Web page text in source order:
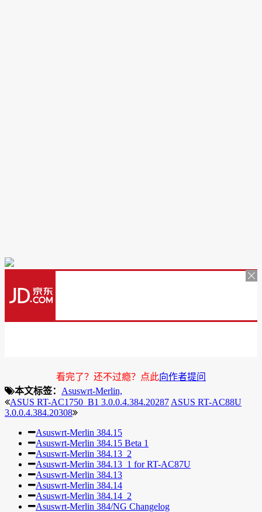
看完了？还不过瘾？点此向作者提问
本文标签： Asuswrt-Merlin,
ASUS RT-AC1750_B1 3.0.0.4.384.20287 ASUS RT-AC88U
3.0.0.4.384.20308
Asuswrt-Merlin 384.15
Asuswrt-Merlin 384.15 Beta 1
Asuswrt-Merlin 384.13_2
Asuswrt-Merlin 384.13_1 for RT-AC87U
Asuswrt-Merlin 384.13
Asuswrt-Merlin 384.14
Asuswrt-Merlin 384.14_2
Asuswrt-Merlin 384/NG Changelog